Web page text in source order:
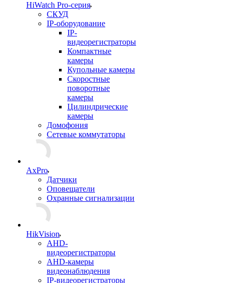
HiWatch Pro-серия
CКУД
IP-оборудование
IP-
видеорегистраторы
Компактные
камеры
Купольные камеры
Скоростные
поворотные
камеры
Цилиндрические
камеры
Домофония
Сетевые коммутаторы
AxPro
Датчики
Оповещатели
Охранные сигнализации
HikVision
AHD-
видеорегистраторы
AHD-камеры
видеонаблюдения
IP-видеорегистраторы